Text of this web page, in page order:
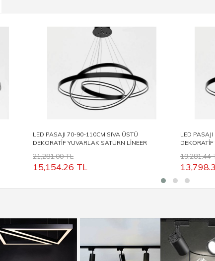
LED PASAJI 70-90-110CM SIVA ÜSTÜ
DEKORATİF YUVARLAK SATÜRN LİNEER
21,281.00 TL
15,154.26 TL
LED
19,281.44